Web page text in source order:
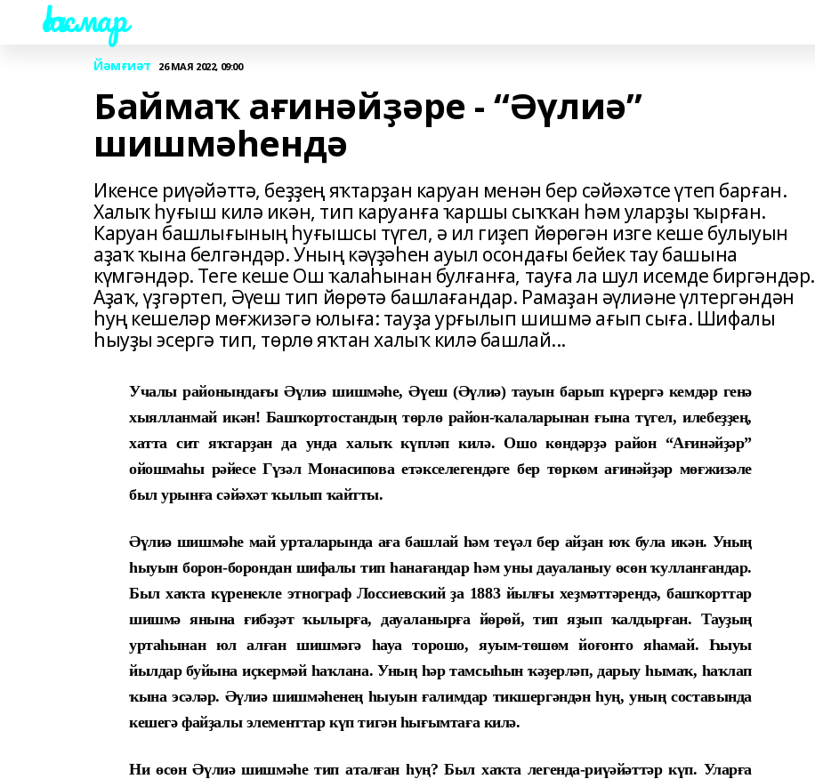
Һаҡмар
Йәмғиәт 26 МАЯ 2022, 09:00
Баймаҡ ағинәйҙәре - “Әүлиә”
шишмәһендә
Икенсе риүәйәттә, беҙҙең яҡтарҙан каруан менән бер сәйәхәтсе үтеп барған.
Халыҡ һуғыш килә икән, тип каруанға ҡаршы сыҡҡан һәм уларҙы ҡырған.
Каруан башлығының һуғышсы түгел, ә ил гиҙеп йөрөгән изге кеше булыуын
аҙаҡ ҡына белгәндәр. Уның кәүҙәһен ауыл осондағы бейек тау башына
күмгәндәр. Теге кеше Ош ҡалаһынан булғанға, тауға ла шул исемде биргәндәр.
Аҙаҡ, үҙгәртеп, Әүеш тип йөрөтә башлағандар. Рамаҙан әүлиәне үлтергәндән
һуң кешеләр мөғжизәгә юлыға: тауҙа урғылып шишмә ағып сыға. Шифалы
һыуҙы эсергә тип, төрлө яҡтан халыҡ килә башлай...
Учалы районындағы Әүлиә шишмәһе, Әүеш (Әүлиә) тауын барып күрергә кемдәр генә
хыялланмай икән! Башҡортостандың төрлө район-ҡалаларынан ғына түгел, илебеҙҙең,
хатта сит яҡтарҙан да унда халыҡ күпләп килә. Ошо көндәрҙә район “Ағинәйҙәр”
ойошмаһы рәйесе Гүзәл Монасипова етәкселегендәге бер төркөм ағинәйҙәр мөғжизәле
был урынға сәйәхәт ҡылып ҡайтты.
Әүлиә шишмәһе май урталарында аға башлай һәм теүәл бер айҙан юҡ була икән. Уның
һыуын борон-борондан шифалы тип һанағандар һәм уны дауаланыу өсөн ҡулланғандар.
Был хаҡта күренекле этнограф Лоссиевский ҙа 1883 йылғы хеҙмәттәрендә, башҡорттар
шишмә янына ғибәҙәт ҡылырға, дауаланырға йөрөй, тип яҙып ҡалдырған. Тауҙың
уртаһынан юл алған шишмәгә һауа торошо, яуым-төшөм йоғонто яһамай. Һыуы
йылдар буйына иҫкермәй һаҡлана. Уның һәр тамсыһын ҡәҙерләп, дарыу һымаҡ, һаҡлап
ҡына эсәләр. Әүлиә шишмәһенең һыуын ғалимдар тикшергәндән һуң, уның составында
кешегә файҙалы элементтар күп тигән һығымтаға килә.
Ни өсөн Әүлиә шишмәһе тип аталған һуң? Был хаҡта легенда-риүәйәттәр күп. Уларға